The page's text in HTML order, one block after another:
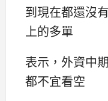
到現在都還沒
上的多單
表示，外資中
都不宜看空